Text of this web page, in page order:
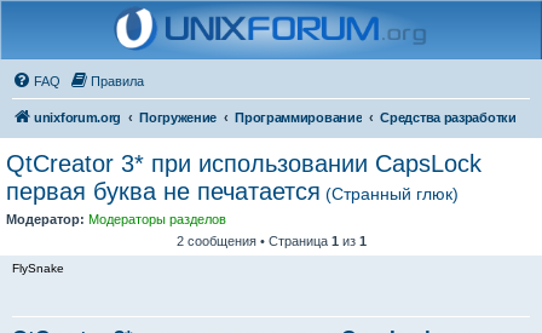
FAQ Правила
unixforum.org Погружение Программирование Средства разработки
QtCreator 3* при использовании CapsLock
первая буква не печатается (Странный глюк)
Модератор: Модераторы разделов
2 сообщения • Страница 1 из 1
FlySnake